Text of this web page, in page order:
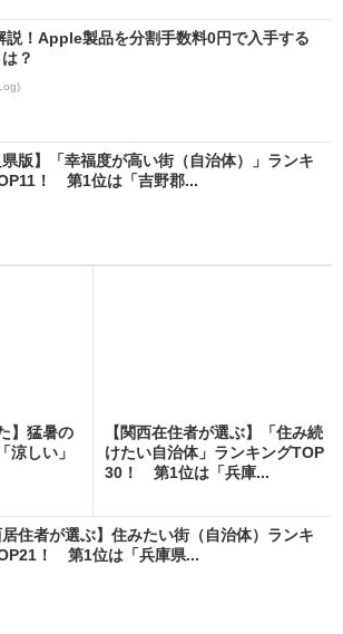
説！Apple製品を分割手数料0円で入手する
？
県版】「幸福度が高い街（自治体）」ランキ
！ 第1位は「吉野郡...
】猛暑の
涼しい」
【関西在住者が選ぶ】「住み続
けたい自治体」ランキングTOP
30！ 第1位は「兵庫...
居住者が選ぶ】住みたい街（自治体）ランキ
！ 第1位は「兵庫県...